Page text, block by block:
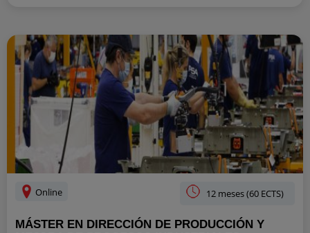
Online 12 meses (60 ECTS)
MÁSTER EN DIRECCIÓN DE PRODUCCIÓN Y